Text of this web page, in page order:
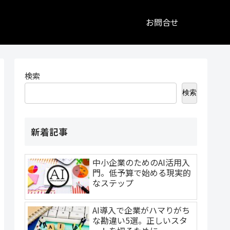
お問合せ
検索
検索
新着記事
中小企業のためのAI活用入
門。低予算で始める現実的
なステップ
AI導入で企業がハマりがち
な勘違い5選。正しいスタ